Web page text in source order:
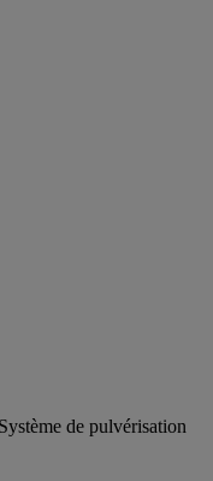
de pulvérisation